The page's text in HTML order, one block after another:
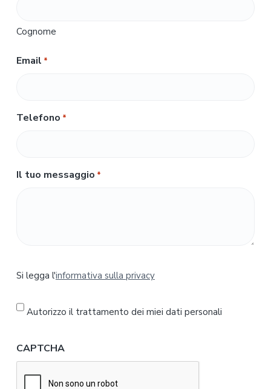
Cognome
Email *
Telefono *
Il tuo messaggio *
i
e
g
a
Si legga l'informativa sulla privacy
Autorizzo il trattamento dei miei dati personali
CAPTCHA